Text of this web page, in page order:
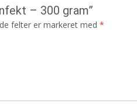
– 300 gram”
felter er markeret med *